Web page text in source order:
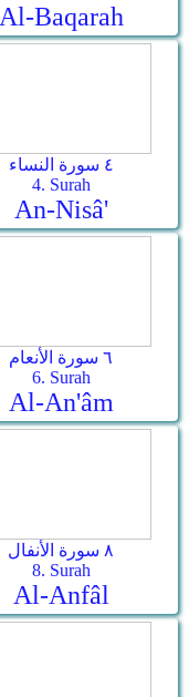
Al-Baqarah
٤ سورة النساء
4. Surah
An-Nisâ'
٦ سورة الأنعام
6. Surah
Al-An'âm
٨ سورة الأنفال
8. Surah
Al-Anfâl